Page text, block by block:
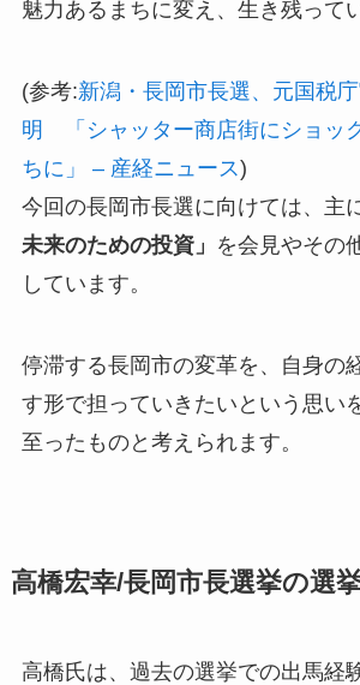
魅力あるまちに変え、生き残って
(参考:新潟・長岡市長選、元国税
明 「シャッター商店街にショッ
ちに」 – 産経ニュース)
今回の長岡市長選に向けては、主
未来のための投資」 を会見やその
しています。
停滞する長岡市の変革を、自身の
す形で担っていきたいという思い
至ったものと考えられます。
高橋宏幸/長岡市長選挙の選
高橋氏は、過去の選挙での出馬経